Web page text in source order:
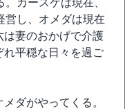
カースケは現在、
営し、オメダは現在
は妻のおかげで介護
れ平穏な日々を過ご
ダがやってくる。